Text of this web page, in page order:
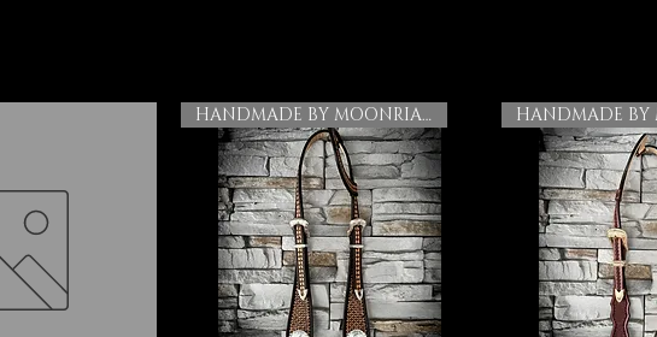
HANDMADE BY MOONRIAN